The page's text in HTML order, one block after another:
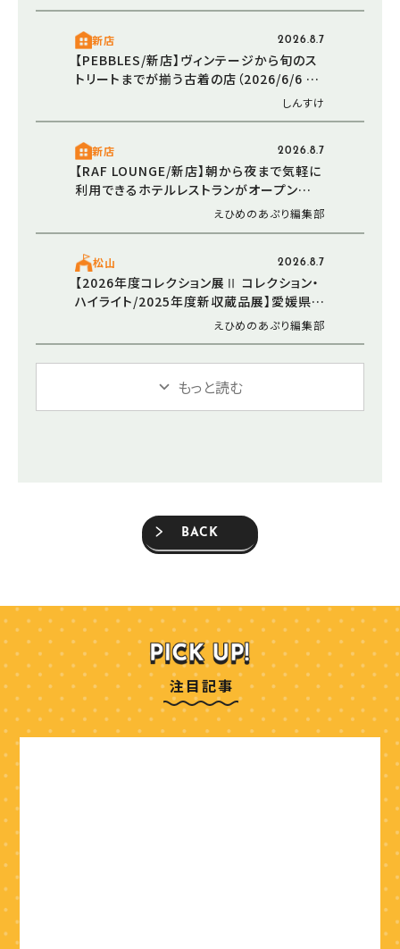
新店 2026.8.7
【PEBBLES/新店】ヴィンテージから旬のス
トリートまでが揃う古着の店（2026/6/6 愛
しんすけ
新店 2026.8.7
【RAF LOUNGE/新店】朝から夜まで気軽に
利用できるホテルレストランがオープン
（2026/5/30 愛媛/松山市）えひめのあぷり編集部
松山 2026.8.7
【2026年度コレクション展Ⅱ コレクション・
ハイライト/2025年度新収蔵品展】愛媛県美
術館で新たなアートと出会う感動のひとと
えひめのあぷり編集部
もっと読む
BACK
注目記事